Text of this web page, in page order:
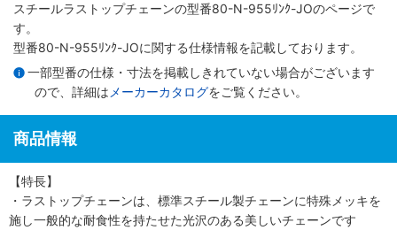
スチールラストップチェーンの型番80-N-955ﾘﾝｸ-JOのページで
す。
型番80-N-955ﾘﾝｸ-JOに関する仕様情報を記載しております。
一部型番の仕様・寸法を掲載しきれていない場合がございます
ので、詳細は メーカーカタログをご覧ください。
商品情報
【特長】
・ラストップチェーンは、標準スチール製チェーンに特殊メッキを
施し一般的な耐食性を持たせた光沢のある美しいチェーンです